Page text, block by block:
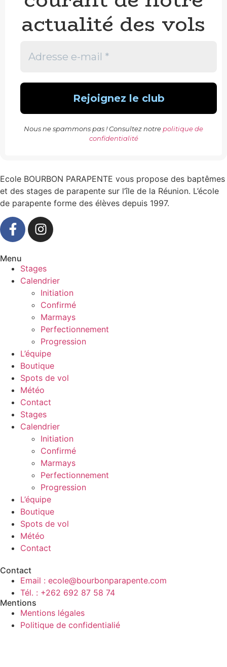
actualité des vols
Nous ne spammons pas ! Consultez notre politique de
confidentialité
Ecole BOURBON PARAPENTE vous propose des baptêmes
et des stages de parapente sur l’île de la Réunion. L’école
de parapente forme des élèves depuis 1997.
Menu
Stages
Calendrier
Initiation
Confirmé
Marmays
Perfectionnement
Progression
L’équipe
Boutique
Spots de vol
Météo
Contact
Stages
Calendrier
Initiation
Confirmé
Marmays
Perfectionnement
Progression
L’équipe
Boutique
Spots de vol
Météo
Contact
Contact
Email : ecole@bourbonparapente.com
Tél. : +262 692 87 58 74
Mentions
Mentions légales
Politique de confidentialié